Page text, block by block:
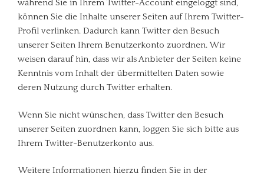
während Sie in Ihrem Twitter-Account eingeloggt sind,
können Sie die Inhalte unserer Seiten auf Ihrem Twitter-
Profil verlinken. Dadurch kann Twitter den Besuch
unserer Seiten Ihrem Benutzerkonto zuordnen. Wir
weisen darauf hin, dass wir als Anbieter der Seiten keine
Kenntnis vom Inhalt der übermittelten Daten sowie
deren Nutzung durch Twitter erhalten.
Wenn Sie nicht wünschen, dass Twitter den Besuch
unserer Seiten zuordnen kann, loggen Sie sich bitte aus
Ihrem Twitter-Benutzerkonto aus.
Weitere Informationen hierzu finden Sie in der